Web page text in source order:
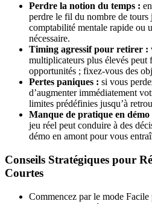
Perdre la notion du temps :
perdre le fil du nombre de tours
comptabilité mentale rapide ou
nécessaire.
Timing agressif pour retirer :
multiplicateurs plus élevés peut
opportunités ; fixez-vous des
Pertes paniques : si vous
d’augmenter immédiatement
limites prédéfinies jusqu’à
Manque de pratique en démo
jeu réel peut conduire à des
démo en amont pour vous
Conseils Stratégiques pour
Courtes
Commencez par le mode